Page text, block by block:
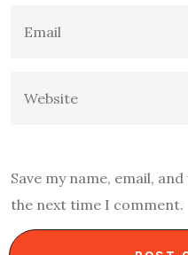
Save my name, email,
the next time I comment.